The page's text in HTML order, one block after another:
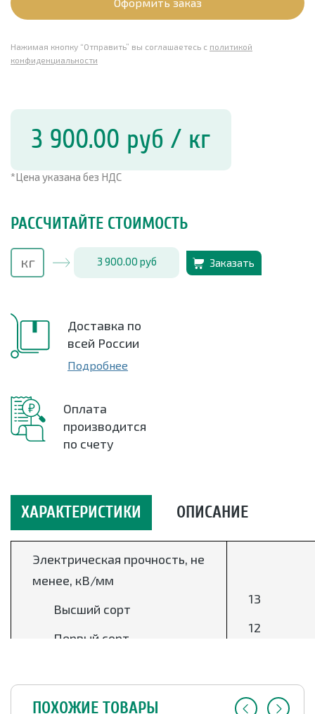
Нажимая кнопку “Отправить” вы соглашаетесь с политикой
конфиденциальности
3 900.00 руб / кг
*Цена указана без НДС
РАССЧИТАЙТЕ СТОИМОСТЬ
3 900.00 руб Заказать
Доставка по
всей России
Подробнее
Оплата
производится
по счету
ХАРАКТЕРИСТИКИ ОПИСАНИЕ
Электрическая прочность, не
менее, кВ/мм
Высший сорт
Первый сорт
13
12
Массовая доля
компонентов, %
25
ПОХОЖИЕ ТОВАРЫ